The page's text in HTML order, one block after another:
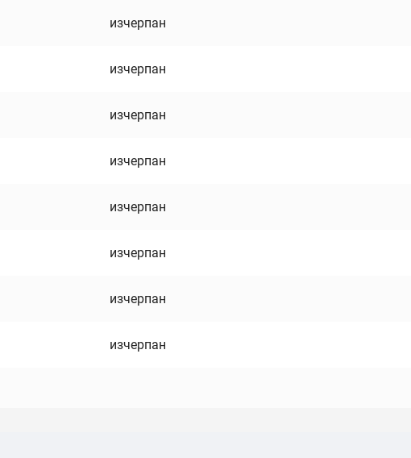
изчерпан
изчерпан
изчерпан
изчерпан
изчерпан
изчерпан
изчерпан
изчерпан